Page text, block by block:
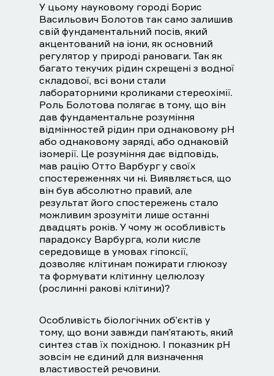
У цьому науковому городі Борис
Васильович Болотов так само залишив
свій фундаментальний посів, який
акцентований на іони, як основний
регулятор у природі рановаги. Так як
багато текучих рідин схрещені з водної
складової, всі вони стали
лабораторними кроликами стереохімії.
Роль Болотова полягає в тому, що він
дав фундаментальне розуміння
відмінностей рідин при однаковому рН
або однаковому заряді, або однаковій
ізомерії. Це розуміння дає відповідь,
мав рацію Отто Варбург у своїх
спостереженнях чи ні. Виявляється, що
він був абсолютно правий, але
результат його спостережень стало
можливим зрозуміти лише останні
двадцять років. У чому ж особливість
парадоксу Варбурга, коли кисле
середовище в умовах гіпоксії,
дозволяє клітинам пожирати глюкозу
та формувати клітинну целюлозу
(рослинні ракові клітини)?
Особливість біологічних об’єктів у
тому, що вони завжди пам’ятають, який
синтез став їх похідною. І показник рН
зовсім не єдиний для визначення
властивостей речовини.